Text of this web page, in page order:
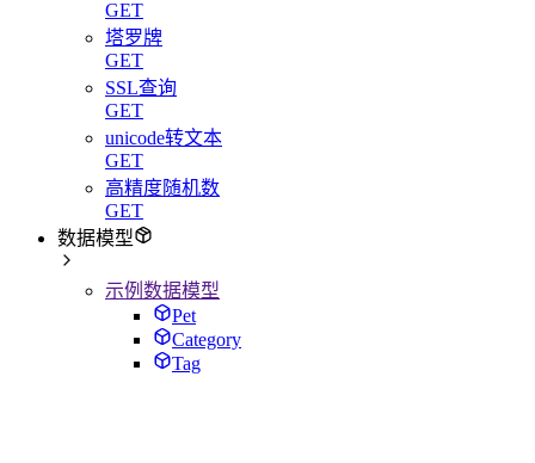
GET
塔罗牌
GET
SSL查询
GET
unicode转文本
GET
高精度随机数
GET
数据模型
示例数据模型
Pet
Category
Tag